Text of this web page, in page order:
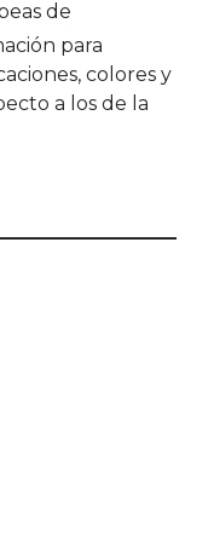
de
para
colores y
a los de la